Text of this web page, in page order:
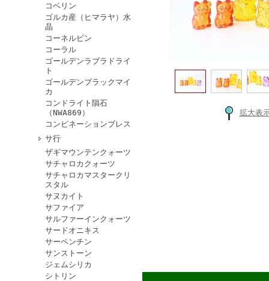
コベリン
ゴルカ産（ヒマラヤ）水
晶
コーネルピン
コーラル
ゴールデンラブラドライ
ト
ゴールデンブラックマイ
カ
コンドライト隕石
（NWA869）
コンビネーションブレス
サ行
ザギマウンテンクォーツ
サチャロカクォーツ
サチャロカマスタークリ
スタル
サヌカイト
サファイア
サルファーインクォーツ
サードオニキス
サーペンチン
サンストーン
ジェムシリカ
シトリン
拡大表